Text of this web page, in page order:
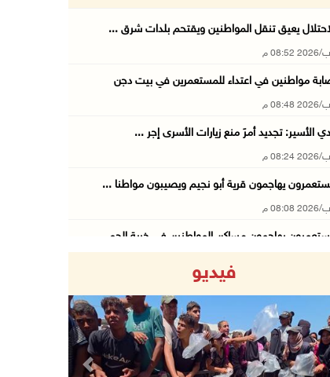
يعيق تنقل المواطنين ويقتحم بلدات شرق ...
مواطنين في اعتداء للمستعمرين في بيت دجن
الأسير: تجديد أمرَ منع زيارات الأسرى إجر ...
يهاجمون قرية أبو نجيم ويصيبون مواطنا ...
يهاجمون مساكن المواطنين في خربة الحم ...
ترحب بإطلاق السعودية التحالف البحري ا ...
فيديو
Previous